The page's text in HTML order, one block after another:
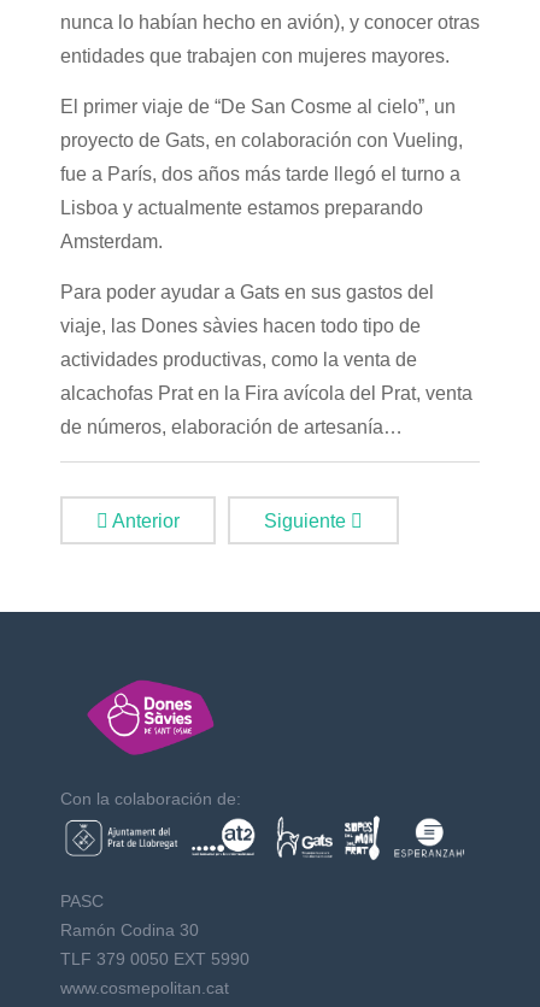
nunca lo habían hecho en avión), y conocer otras
entidades que trabajen con mujeres mayores.
El primer viaje de “De San Cosme al cielo”, un
proyecto de Gats, en colaboración con Vueling,
fue a París, dos años más tarde llegó el turno a
Lisboa y actualmente estamos preparando
Amsterdam.
Para poder ayudar a Gats en sus gastos del
viaje, las Dones sàvies hacen todo tipo de
actividades productivas, como la venta de
alcachofas Prat en la Fira avícola del Prat, venta
de números, elaboración de artesanía…
Anterior Siguiente
Con la colaboración de:
PASC
Ramón Codina 30
TLF 379 0050 EXT 5990
www.cosmepolitan.cat